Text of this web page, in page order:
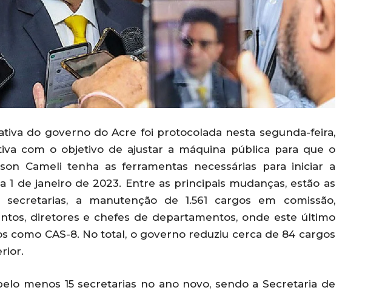
do governo do Acre foi protocolada nesta segunda-feira,
com o objetivo de ajustar a máquina pública para que o
Cameli tenha as ferramentas necessárias para iniciar a
1 de janeiro de 2023. Entre as principais mudanças, estão as
a manutenção de 1.561 cargos em comissão,
diretores e chefes de departamentos, onde este último
como CAS-8. No total, o governo reduziu cerca de 84 cargos
menos 15 secretarias no ano novo, sendo a Secretaria de